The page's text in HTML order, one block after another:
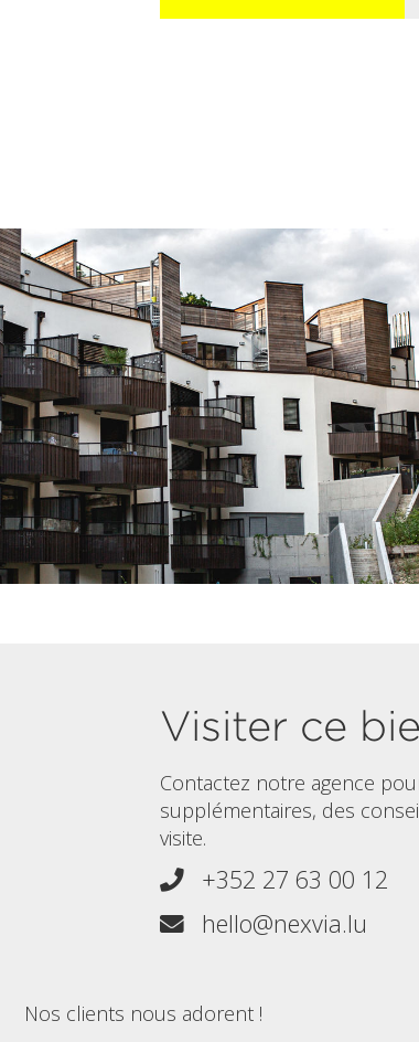
Visiter ce
Contactez notre agence
supplémentaires, des
visite.
+352 27 63 00 12
hello@nexvia.lu
Nos clients nous adorent !